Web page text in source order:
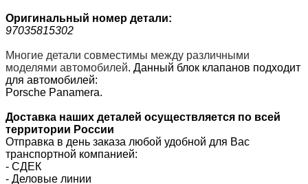
Оригинальный номер детали:
97035815302
Многие детали совместимы между различными
моделями автомобилей. Данный блок клапанов подходит
для автомобилей:
Porsche Panamera.
Доставка наших деталей осуществляется по всей
территории России
Отправка в день заказа любой удобной для Вас
транспортной компанией:
- СДЕК
- Деловые линии